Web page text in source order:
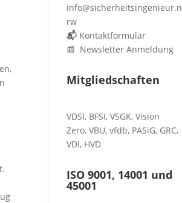
info@sicherheitsingenieur.n
rw
📬 Kontaktformular
📰 Newsletter Anmeldung
Mitgliedschaften
VDSI, BFSI,VSGK,Vision
Zero,VBU,vfdb, PASiG, GRC,
VDI, HVD
ISO 9001, 14001 und
45001